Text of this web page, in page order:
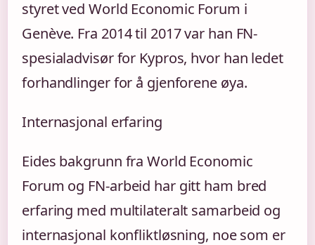
styret ved World Economic Forum i
Genève. Fra 2014 til 2017 var han FN-
spesialadvisør for Kypros, hvor han ledet
forhandlinger for å gjenforene øya.
Internasjonal erfaring
Eides bakgrunn fra World Economic
Forum og FN-arbeid har gitt ham bred
erfaring med multilateralt samarbeid og
internasjonal konfliktløsning, noe som er